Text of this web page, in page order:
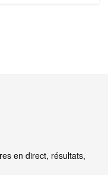
en direct, résultats,